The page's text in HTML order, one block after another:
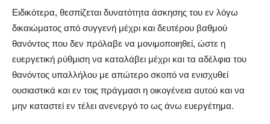
Ειδικότερα, θεσπίζεται δυνατότητα άσκησης του εν λόγω
δικαιώματος από συγγενή μέχρι και δευτέρου βαθμού
θανόντος που δεν πρόλαβε να μονιμοποιηθεί, ώστε η
ευεργετική ρύθμιση να καταλάβει μέχρι και τα αδέλφια του
θανόντος υπαλλήλου με απώτερο σκοπό να ενισχυθεί
ουσιαστικά και εν τοις πράγμασι η οικογένεια αυτού και να
μην καταστεί εν τέλει ανενεργό το ως άνω ευεργέτημα.